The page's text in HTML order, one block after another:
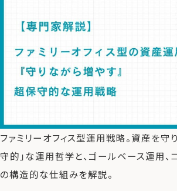
コラム
利用者の声
無料ご相談
運営会社
ファミリーオフィスとは
関連書籍
ファミリーオフィス型運用戦略。資産を守
守的」な運用哲学と、ゴールベース運用、
の構造的な仕組みを解説。